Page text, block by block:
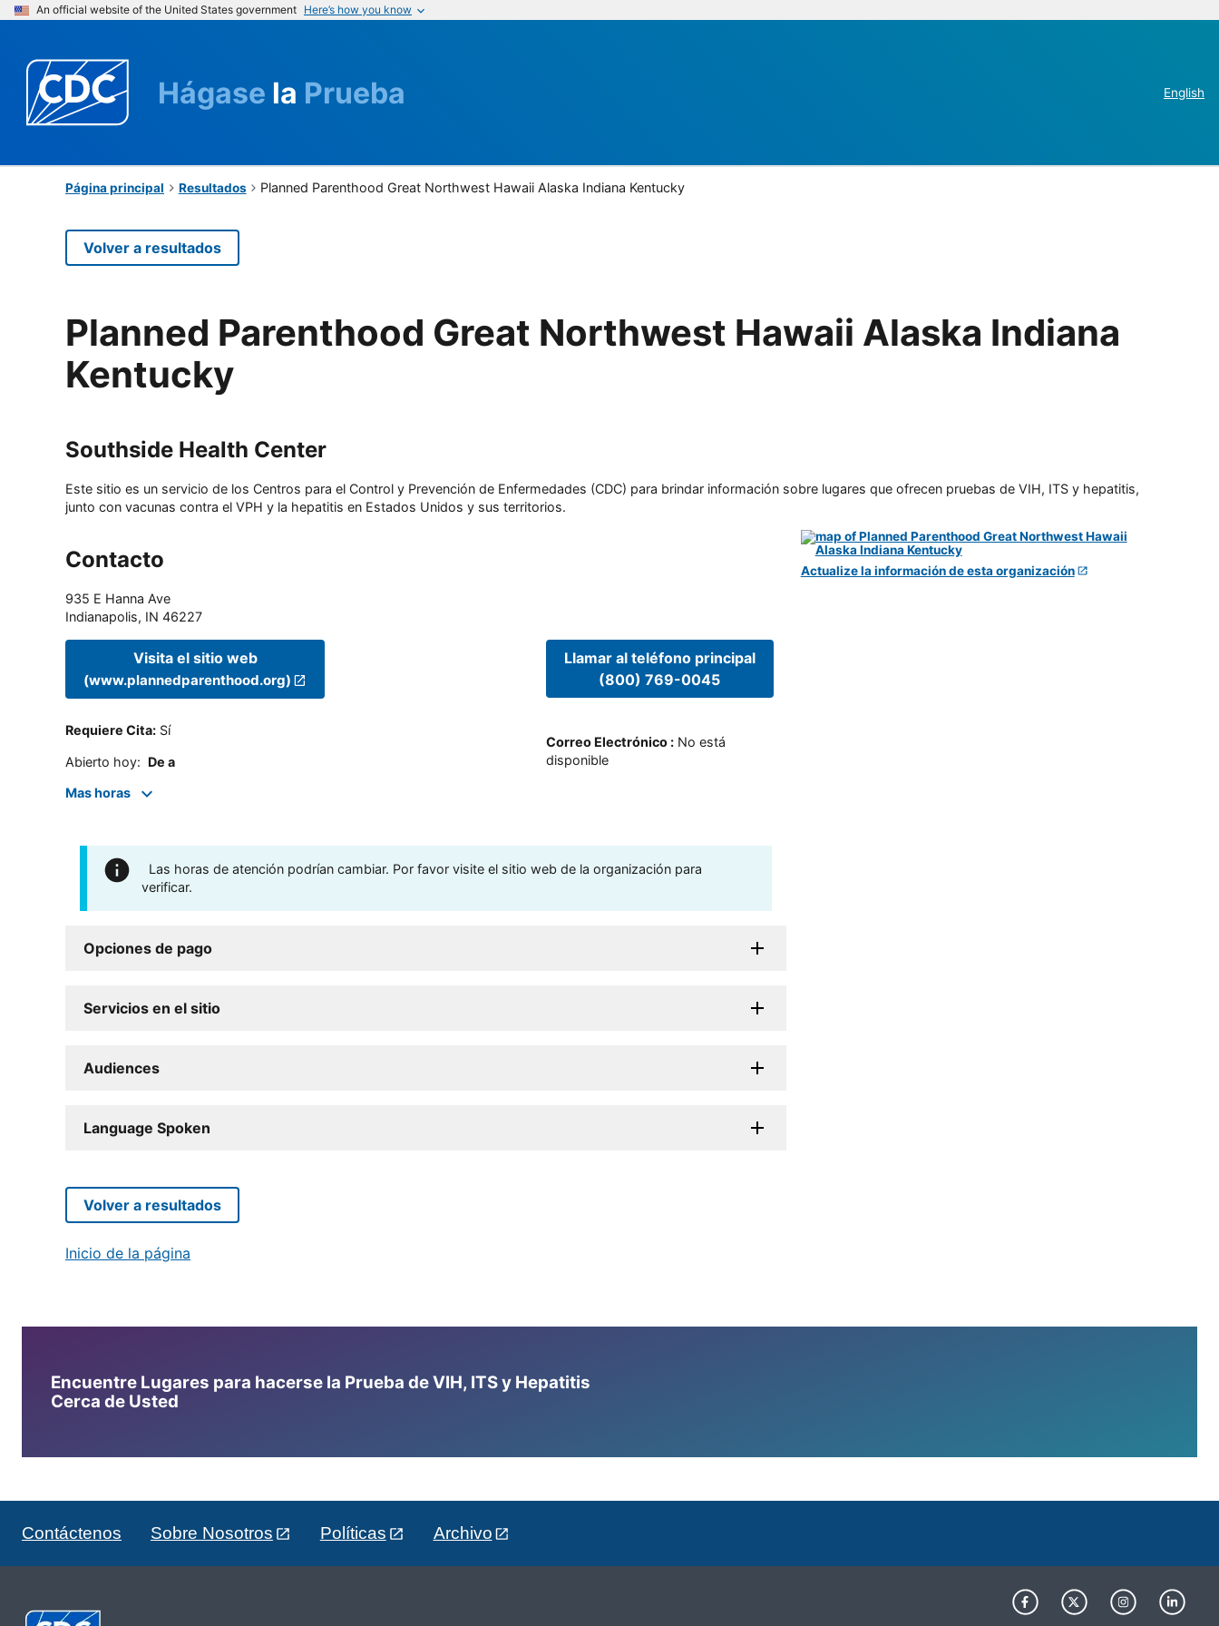
An official website of the United States government Here’s how you know
Hágase la Prueba English
Página principal Resultados Planned Parenthood Great Northwest Hawaii Alaska Indiana Kentucky
Volver a resultados
Planned Parenthood Great Northwest Hawaii Alaska Indiana
Kentucky
Southside Health Center
Este sitio es un servicio de los Centros para el Control y Prevención de Enfermedades (CDC) para brindar información sobre lugares que ofrecen pruebas de VIH, ITS y hepatitis,
junto con vacunas contra el VPH y la hepatitis en Estados Unidos y sus territorios.
Contacto
935 E Hanna Ave
Indianapolis, IN 46227
Visita el sitio web
(www.plannedparenthood.org)
Requiere Cita: Sí
Abierto hoy: De a
Mas horas
Llamar al teléfono principal
(800) 769-0045
Correo Electrónico: No está
disponible
Las horas de atención podrían cambiar. Por favor visite el sitio web de la organización para
verificar.
Opciones de pago
Servicios en el sitio
Audiences
Language Spoken
Actualize la información de esta organización
Volver a resultados
Inicio de la página
Encuentre Lugares para hacerse la Prueba de VIH, ITS y Hepatitis
Cerca de Usted
Contáctenos Sobre Nosotros Políticas Archivo